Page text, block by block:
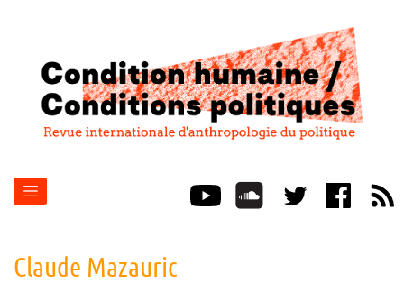
Claude Mazauric